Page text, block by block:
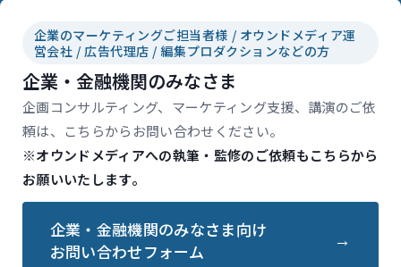
企業のマーケティングご担当者様 / オウンドメディア運
営会社 / 広告代理店 / 編集プロダクションなどの方
企業・金融機関のみなさま
企画コンサルティング、マーケティング支援、講演のご依
頼は、こちらからお問い合わせください。
※オウンドメディアへの執筆・監修のご依頼もこちらから
お願いいたします。
企業・金融機関のみなさま向け
お問い合わせフォーム